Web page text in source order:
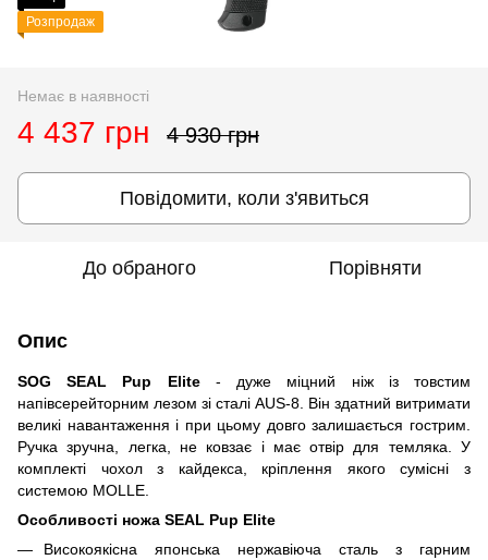
Розпродаж
Немає в наявності
4 437 грн 4 930 грн
Повідомити, коли з'явиться
До обраного Порівняти
Опис
SOG SEAL Pup Elite- дуже міцний ніж із товстим
напівсерейторним лезом зі сталі AUS-8. Він здатний витримати
великі навантаження і при цьому довго залишається гострим.
Ручка зручна, легка, не ковзає і має отвір для темляка. У
комплекті чохол з кайдекса, кріплення якого сумісні з
системою MOLLE.
Особливості ножа SEAL Pup Elite
Високоякісна японська нержавіюча сталь з гарним